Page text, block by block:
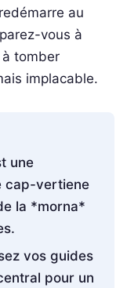
au
vous à
tomber
implacable.
une
cap-vertiene
la *morna*
vos guides
pour un